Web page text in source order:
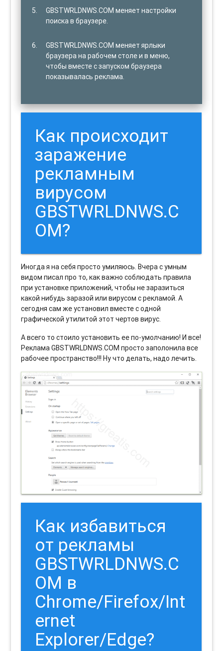
GBSTWRLDNWS.COM меняет настройки
поиска в браузере.
GBSTWRLDNWS.COM меняет ярлыки
браузера на рабочем столе и в меню,
чтобы вместе с запуском браузера
показывалась реклама.
Как происходит
заражение
рекламным
вирусом
GBSTWRLDNWS.C
OM?
Иногда я на себя просто умиляюсь. Вчера с умным
видом писал про то, как важно соблюдать правила
при установке приложений, чтобы не заразиться
какой нибудь заразой или вирусом с рекламой. А
сегодня сам же установил вместе с одной
графической утилитой этот чертов вирус.
А всего то стоило установить ее по-умолчанию! И все!
Реклама GBSTWRLDNWS.COM просто заполонила все
рабочее пространство!!! Ну что делать, надо лечить.
Как избавиться
от рекламы
GBSTWRLDNWS.C
OM в
Chrome/Firefox/Int
ernet
Explorer/Edge?